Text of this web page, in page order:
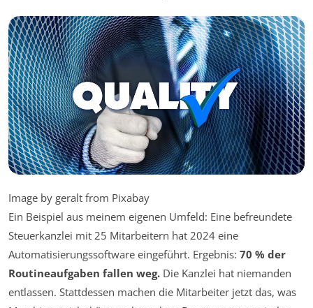
Image by geralt from Pixabay
Ein Beispiel aus meinem eigenen Umfeld: Eine befreundete
Steuerkanzlei mit 25 Mitarbeitern hat 2024 eine
Automatisierungssoftware eingeführt. Ergebnis: 70 % der
Routineaufgaben fallen weg. Die Kanzlei hat niemanden
entlassen. Stattdessen machen die Mitarbeiter jetzt das, was